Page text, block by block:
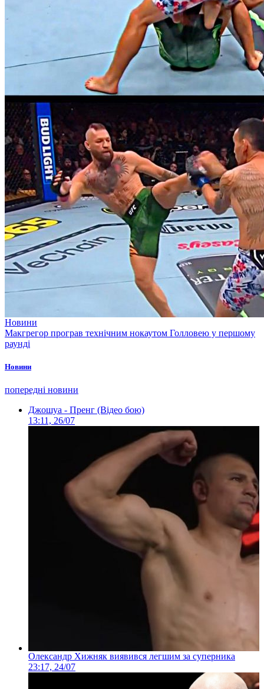
Новини
Макгрегор програв технічним нокаутом Голловею у першому
раунді
Новини
попередні новини
Джошуа - Пренг (Відео бою)
13:11, 26/07
Олександр Хижняк виявився легшим за суперника
23:17, 24/07